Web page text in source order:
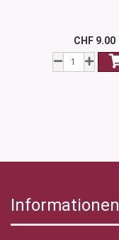
CHF 9.00
Informationen